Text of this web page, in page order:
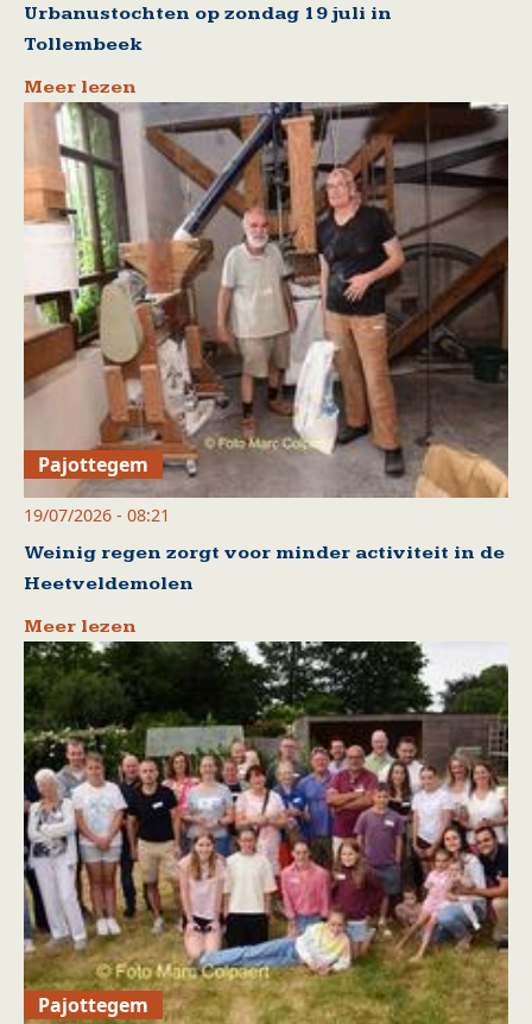
Urbanustochten op zondag 19 juli in
Tollembeek
Meer lezen
Pajottegem
19/07/2026 - 08:21
Weinig regen zorgt voor minder activiteit in de
Heetveldemolen
Meer lezen
Pajottegem